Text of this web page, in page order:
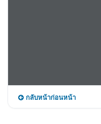
กลับหน้าก่อนหน้า